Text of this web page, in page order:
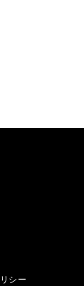
シー